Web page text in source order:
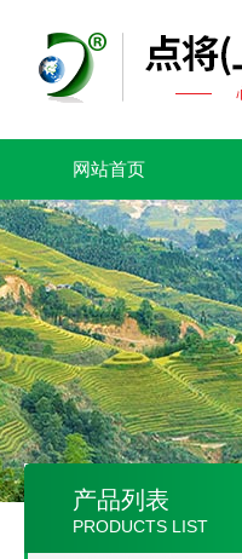
网站首页
产品列表
PRODUCTS LIST